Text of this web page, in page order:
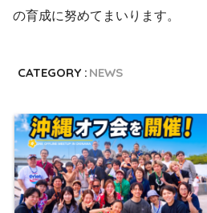
の育成に努めてまいります。
CATEGORY : NEWS